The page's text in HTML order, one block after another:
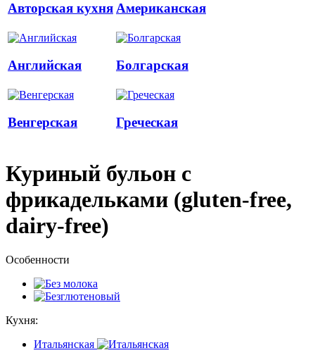
Авторская кухня Американская
Английская Болгарская
Венгерская Греческая
Куриный бульон с
фрикадельками (gluten-free,
dairy-free)
Особенности
Кухня:
Итальянская